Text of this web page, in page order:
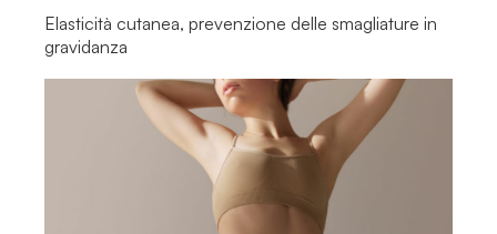
Elasticità cutanea, prevenzione delle smagliature in
gravidanza